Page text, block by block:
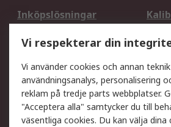
Inköpslösningar
DesignSpark
Ditt lokala säljteam
Support
Få hjälp
Vi respekterar din
Vi använder cookies och annan
användningsanalys, personalisering
reklam på tredje parts webbplatser.
"Acceptera alla" samtycker du till
väsentliga cookies. Du kan välja